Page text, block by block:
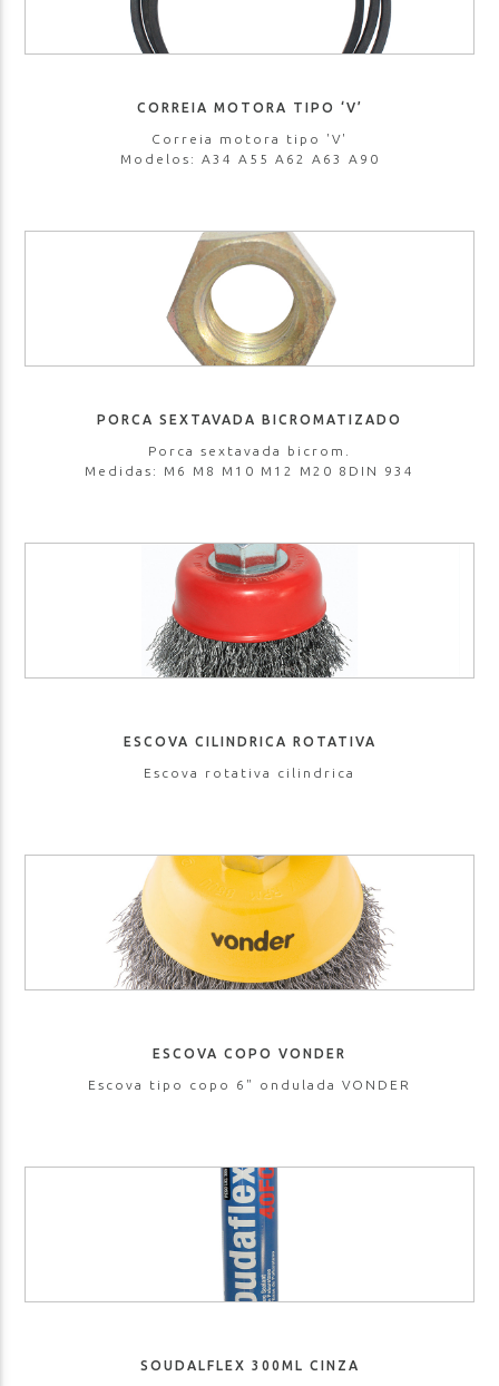
CORREIA MOTORA TIPO ‘V’
Correia motora tipo 'V'
Modelos: A34 A55 A62 A63 A90
PORCA SEXTAVADA BICROMATIZADO
Porca sextavada bicrom.
Medidas: M6 M8 M10 M12 M20 8DIN 934
ESCOVA CILINDRICA ROTATIVA
Escova rotativa cilindrica
ESCOVA COPO VONDER
Escova tipo copo 6" ondulada VONDER
SOUDALFLEX 300ML CINZA